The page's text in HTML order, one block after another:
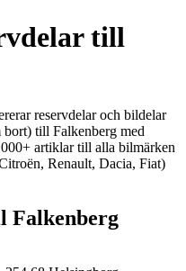
till
reservdelar och bildelar
till Falkenberg med
artiklar till alla bilmärken
Renault, Dacia, Fiat)
Falkenberg